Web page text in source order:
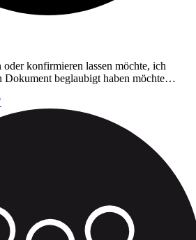
konfirmieren lassen möchte, ich
Dokument beglaubigt haben möchte…